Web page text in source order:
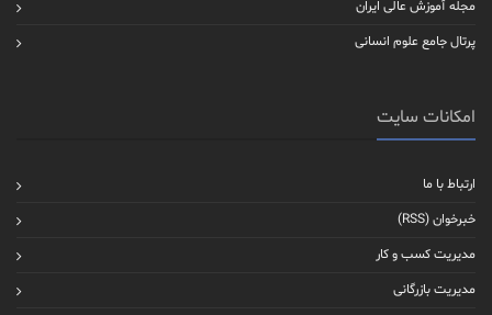
مجله آموزش عالی ایران
پرتال جامع علوم انسانی
امکانات سایت
ارتباط با ما
خبرخوان (RSS)
مدیریت کسب و کار
مدیریت بازرگانی